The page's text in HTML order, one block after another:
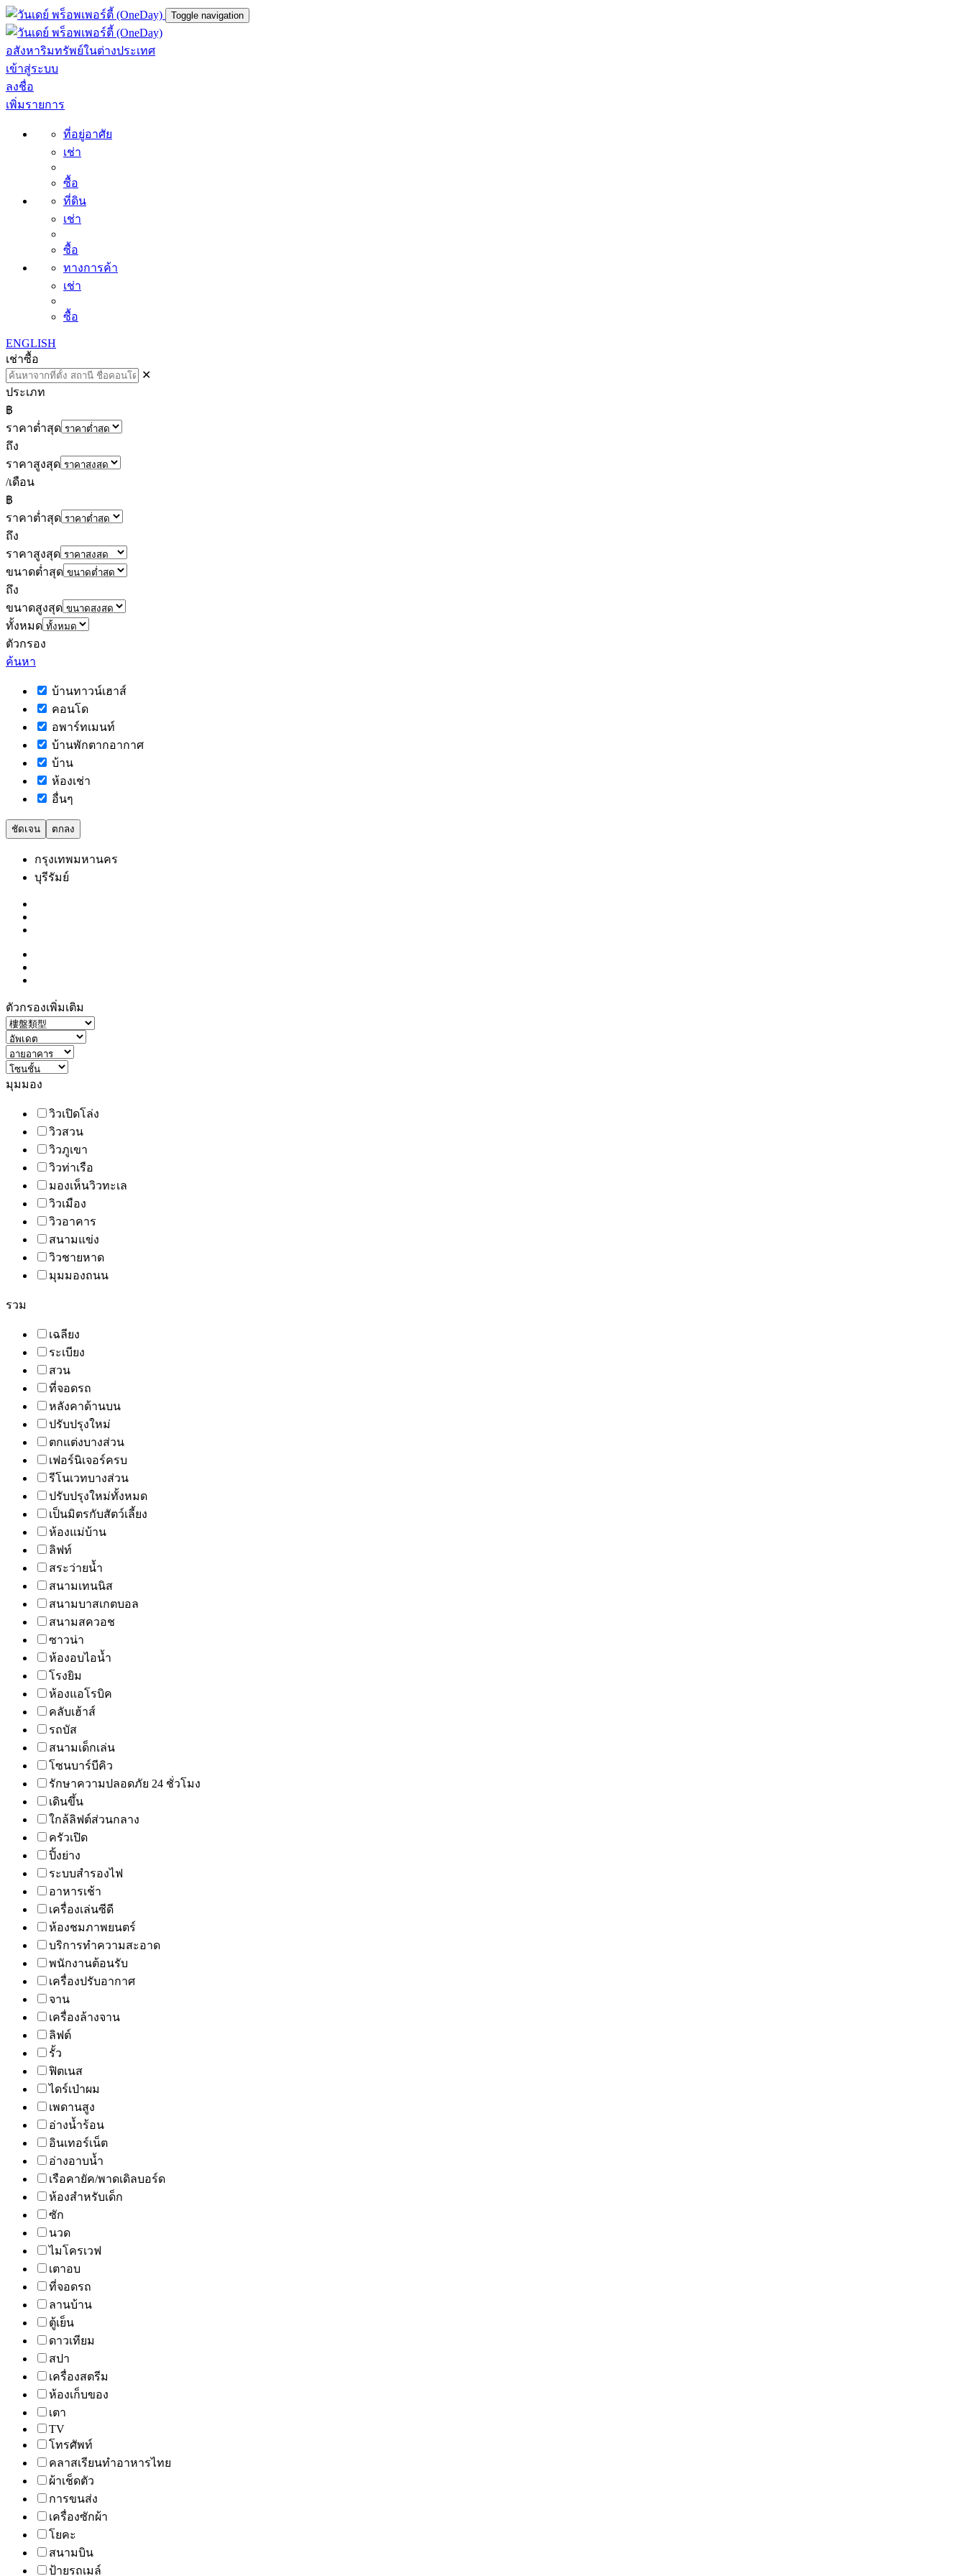
Toggle navigation
อสังหาริมทรัพย์ในต่างประเทศ
เข้าสู่ระบบ
ลงชื่อ
เพิ่มรายการ
ที่อยู่อาศัย
เช่า
ซื้อ
ที่ดิน
เช่า
ซื้อ
ทางการค้า
เช่า
ซื้อ
ENGLISH
เช่าซื้อ
✕
ประเภท
฿
ราคาต่ำสุด
ถึง
ราคาสูงสุด
/เดือน
฿
ราคาต่ำสุด
ถึง
ราคาสูงสุด
ขนาดต่ำสุด
ถึง
ขนาดสูงสุด
ทั้งหมด
ตัวกรอง
ค้นหา
บ้านทาวน์เฮาส์
คอนโด
อพาร์ทเมนท์
บ้านพักตากอากาศ
บ้าน
ห้องเช่า
อื่นๆ
ชัดเจน ตกลง
กรุงเทพมหานคร
บุรีรัมย์
ตัวกรองเพิ่มเติม
มุมมอง
วิวเปิดโล่ง
วิวสวน
วิวภูเขา
วิวท่าเรือ
มองเห็นวิวทะเล
วิวเมือง
วิวอาคาร
สนามแข่ง
วิวชายหาด
มุมมองถนน
รวม
เฉลียง
ระเบียง
สวน
ที่จอดรถ
หลังคาด้านบน
ปรับปรุงใหม่
ตกแต่งบางส่วน
เฟอร์นิเจอร์ครบ
รีโนเวทบางส่วน
ปรับปรุงใหม่ทั้งหมด
เป็นมิตรกับสัตว์เลี้ยง
ห้องแม่บ้าน
ลิฟท์
สระว่ายน้ำ
สนามเทนนิส
สนามบาสเกตบอล
สนามสควอช
ซาวน่า
ห้องอบไอน้ำ
โรงยิม
ห้องแอโรบิค
คลับเฮ้าส์
รถบัส
สนามเด็กเล่น
โซนบาร์บีคิว
รักษาความปลอดภัย 24 ชั่วโมง
เดินขึ้น
ใกล้ลิฟต์ส่วนกลาง
ครัวเปิด
ปิ้งย่าง
ระบบสำรองไฟ
อาหารเช้า
เครื่องเล่นซีดี
ห้องชมภาพยนตร์
บริการทำความสะอาด
พนักงานต้อนรับ
เครื่องปรับอากาศ
จาน
เครื่องล้างจาน
ลิฟต์
รั้ว
ฟิตเนส
ไดร์เป่าผม
เพดานสูง
อ่างน้ำร้อน
อินเทอร์เน็ต
อ่างอาบน้ำ
เรือคายัค/พาดเดิลบอร์ด
ห้องสำหรับเด็ก
ซัก
นวด
ไมโครเวฟ
เตาอบ
ที่จอดรถ
ลานบ้าน
ตู้เย็น
ดาวเทียม
สปา
เครื่องสตรีม
ห้องเก็บของ
เตา
TV
โทรศัพท์
คลาสเรียนทำอาหารไทย
ผ้าเช็ดตัว
การขนส่ง
เครื่องซักผ้า
โยคะ
สนามบิน
ป้ายรถเมล์